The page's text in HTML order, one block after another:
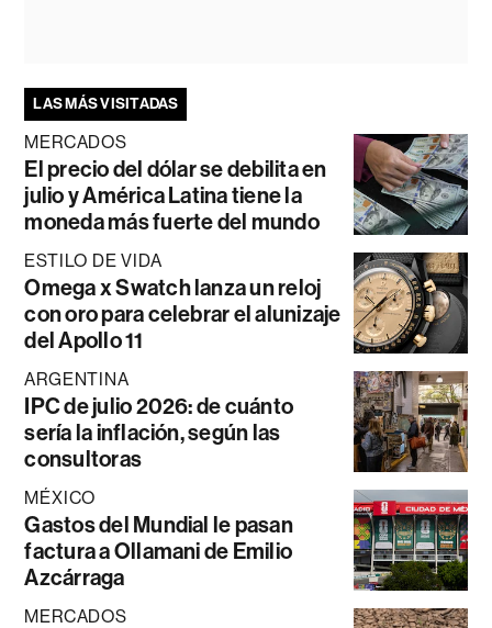
LAS MÁS VISITADAS
MERCADOS
El precio del dólar se debilita en
julio y América Latina tiene la
moneda más fuerte del mundo
ESTILO DE VIDA
Omega x Swatch lanza un reloj
con oro para celebrar el alunizaje
del Apollo 11
ARGENTINA
IPC de julio 2026: de cuánto
sería la inflación, según las
consultoras
MÉXICO
Gastos del Mundial le pasan
factura a Ollamani de Emilio
Azcárraga
MERCADOS